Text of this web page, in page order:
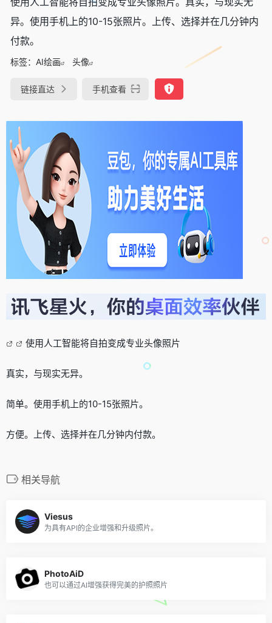
异。使用手机上的10-15张照片。上传、选择并在几分钟内
付款。
标签： AI绘画 头像
链接直达 手机查看
使用人工智能将自拍变成专业头像照片
真实，与现实无异。
简单。使用手机上的10-15张照片。
方便。上传、选择并在几分钟内付款。
相关导航
Viesus
为具有API的企业增强和升级照片。
PhotoAiD
也可以通过AI增强获得完美的护照照片